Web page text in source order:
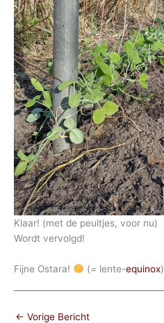
Klaar! (met de peultjes, voor nu)
Wordt vervolgd!
Fijne Ostara! (= lente-equinox)
← Vorige Bericht